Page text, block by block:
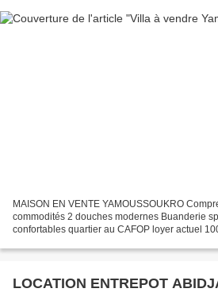
MAISON EN VENTE YAMOUSSOUKRO
commodités 2 douches modernes Buanderie
confortables quartier au CAFOP loyer actuel
LOCATION